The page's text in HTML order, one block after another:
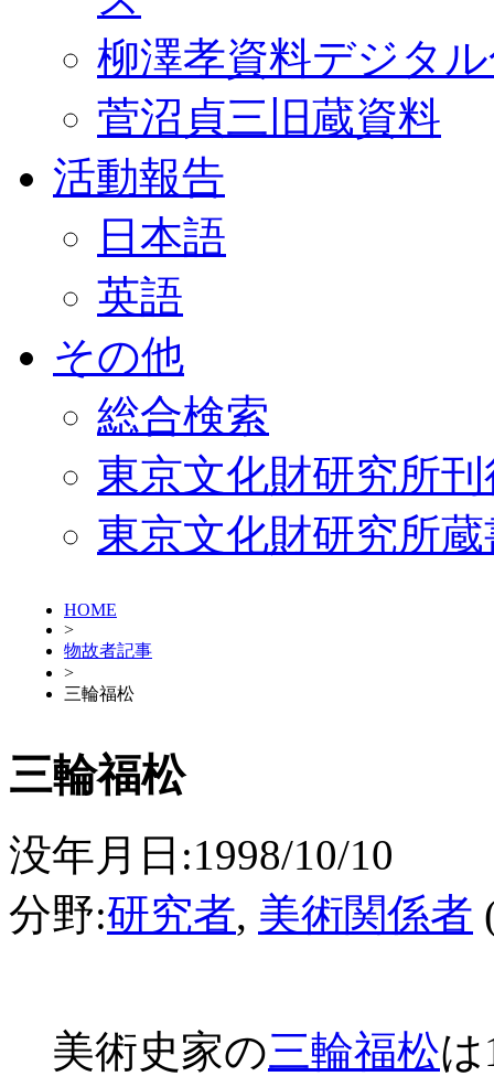
柳澤孝資料デジタ
菅沼貞三旧蔵資料
活動報告
日本語
英語
その他
総合検索
東京文化財研究所
東京文化財研究所
HOME
>
物故者記事
>
三輪福松
三輪福松
没年月日:1998/10/10
分野:研究者, 美術関係者
美術史家の三輪福松は